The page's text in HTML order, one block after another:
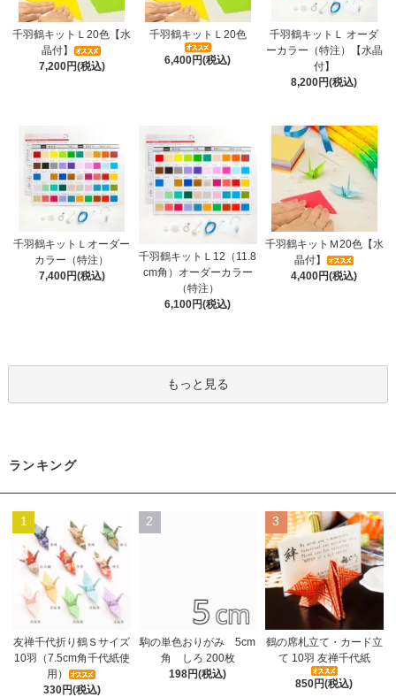
千羽鶴キットＬ20色【水
晶付】
7,200円(税込)
千羽鶴キットＬ20色
6,400円(税込)
千羽鶴キットＬ オーダ
ーカラー（特注）【水晶
付】
8,200円(税込)
千羽鶴キットＬオーダー
カラー（特注）
7,400円(税込)
千羽鶴キットＬ12（11.8
cm角）オーダーカラー
（特注）
6,100円(税込)
千羽鶴キットＭ20色【水
晶付】
4,400円(税込)
もっと見る
ランキング
1
友禅千代折り鶴Ｓサイズ
10羽（7.5cm角千代紙使
用）
330円(税込)
2
駒の単色おりがみ 5cm
角 しろ 200枚
198円(税込)
3
鶴の席札立て・カード立
て 10羽 友禅千代紙
850円(税込)